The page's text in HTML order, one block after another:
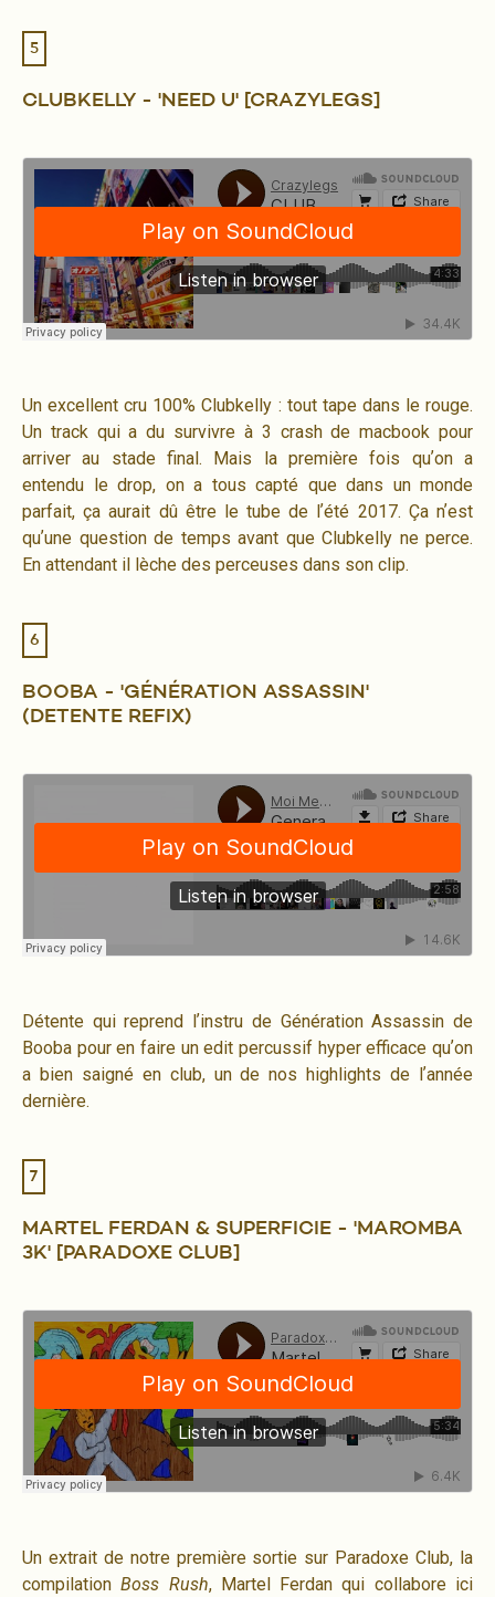
5
CLUBKELLY - 'NEED U' [CRAZYLEGS]
Un excellent cru 100% Clubkelly : tout tape dans le rouge.
Un track qui a du survivre à 3 crash de macbook pour
arriver au stade final. Mais la première fois quʼon a
entendu le drop, on a tous capté que dans un monde
parfait, ça aurait dû être le tube de lʼété 2017. Ça nʼest
quʼune question de temps avant que Clubkelly ne perce.
En attendant il lèche des perceuses dans son clip.
6
BOOBA - 'GÉNÉRATION ASSASSIN'
(DETENTE REFIX)
Détente qui reprend lʼinstru de Génération Assassin de
Booba pour en faire un edit percussif hyper efficace quʼon
a bien saigné en club, un de nos highlights de lʼannée
dernière.
7
MARTEL FERDAN & SUPERFICIE - 'MAROMBA
3K' [PARADOXE CLUB]
Un extrait de notre première sortie sur Paradoxe Club, la
compilationBoss Rush, Martel Ferdan qui collabore ici